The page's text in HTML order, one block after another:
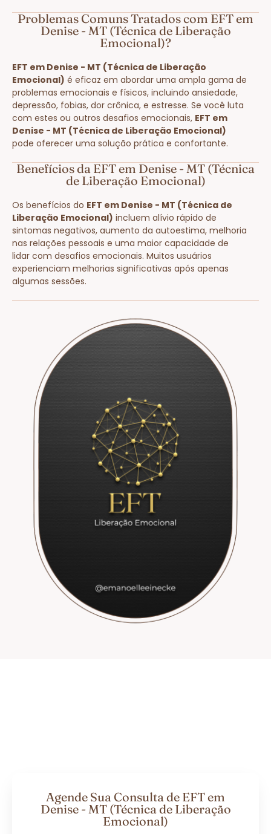
Problemas Comuns Tratados com EFT em
Denise - MT (Técnica de Liberação
Emocional)?
EFT em Denise - MT (Técnica de Liberação
Emocional) é eficaz em abordar uma ampla gama de
problemas emocionais e físicos, incluindo ansiedade,
depressão, fobias, dor crônica, e estresse. Se você luta
com estes ou outros desafios emocionais, EFT em
Denise - MT (Técnica de Liberação Emocional)
pode oferecer uma solução prática e confortante.
Benefícios da EFT em Denise - MT (Técnica
de Liberação Emocional)
Os benefícios do EFT em Denise - MT (Técnica de
Liberação Emocional) incluem alívio rápido de
sintomas negativos, aumento da autoestima, melhoria
nas relações pessoais e uma maior capacidade de
lidar com desafios emocionais. Muitos usuários
experienciam melhorias significativas após apenas
algumas sessões.
Agende Sua Consulta de EFT em
Denise - MT (Técnica de Liberação
Emocional)